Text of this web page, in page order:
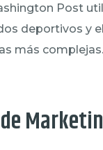
Post
deportivos y
más complejas.